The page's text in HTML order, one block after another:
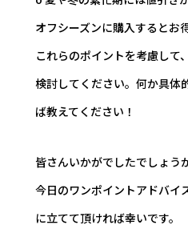
オフシーズンに購入するとお
これらのポイントを考慮して
検討してください。何か具体
ば教えてください！
皆さんいかがでしたでしょう
今日のワンポイントアドバイ
に立てて頂ければ幸いです。